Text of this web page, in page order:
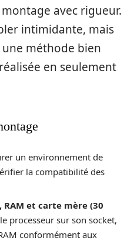
avec rigueur.
intimidante, mais
méthode bien
en seulement
un environnement de
la compatibilité des
et carte mère (30
processeur sur son socket,
conformément aux